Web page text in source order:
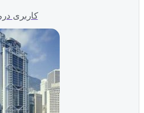
کاربری درمانی (79)